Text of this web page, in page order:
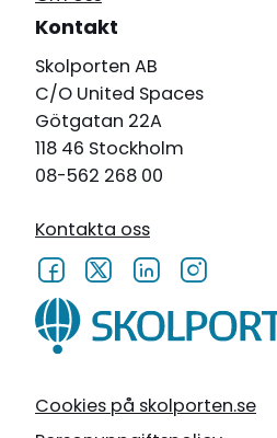
Cookies på skolporten.se
Kontakt
Skolporten AB
C/O United Spaces
Götgatan 22A
118 46 Stockholm
08-562 268 00
Kontakta oss